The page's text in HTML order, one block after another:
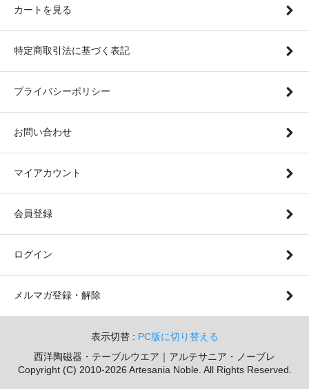
カートを見る
特定商取引法に基づく表記
プライバシーポリシー
お問い合わせ
マイアカウント
会員登録
ログイン
メルマガ登録・解除
表示切替 : PC版に切り替える
西洋陶磁器・テーブルウエア｜アルテサニア・ノーブレ
Copyright (C) 2010-2026 Artesania Noble. All Rights Reserved.